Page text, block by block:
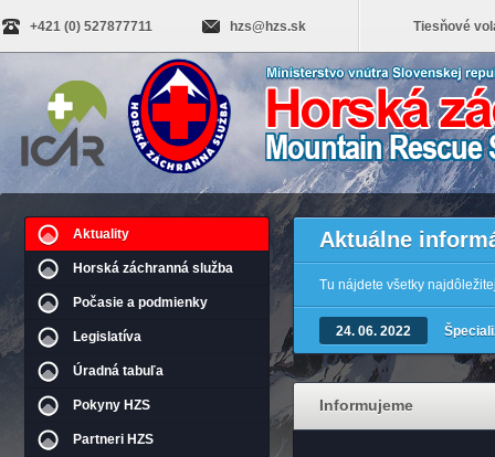
+421 (0) 527877711 hzs@hzs.sk Tiesňové
Aktuality
Horská záchranná služba
Počasie a podmienky
Legislatíva
Úradná tabuľa
Pokyny HZS
Partneri HZS
Aktuálne
Tu nájdete všetky
24. 06. 2022
Informujeme